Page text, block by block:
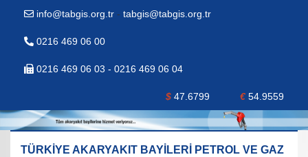
info@tabgis.org.tr - tabgis@tabgis.org.tr
0216 469 06 00
0216 469 06 03 - 0216 469 06 04
$ 47.6799 €54.9559
TÜRKİYE AKARYAKIT BAYİLERİ PETROL VE GAZ